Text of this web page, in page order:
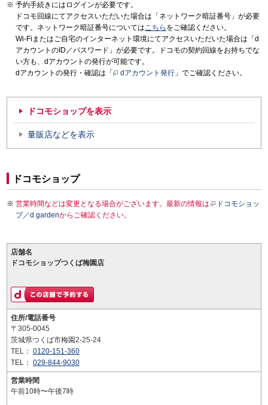
予約手続きにはログインが必要です。
ドコモ回線にてアクセスいただいた場合は「ネットワーク暗証番号」が必要
です。ネットワーク暗証番号についてはこちら をご確認ください。
Wi-Fiまたはご自宅のインターネット環境にてアクセスいただいた場合は「d
アカウントのID／パスワード」が必要です。ドコモの契約回線をお持ちでな
い方も、dアカウントの発行が可能です。
dアカウントの発行・確認は「
dアカウント発行 」でご確認ください。
ドコモショップを表示
量販店などを表示
ドコモショップ
営業時間などは変更となる場合がございます。最新の情報は
ドコモショッ
プ／d gardenからご確認ください。
店舗名
ドコモショップつくば梅園店
住所/電話番号
〒305-0045
茨城県つくば市梅園2-25-24
TEL： 0120-151-360
TEL： 029-844-9030
営業時間
午前10時〜午後7時